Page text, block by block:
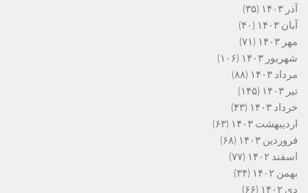
آذر ۱۴۰۳
(۳۵)
آبان ۱۴۰۳
(۴۰)
مهر ۱۴۰۳
(۷۱)
شهریور ۱۴۰۳
(۱۰۶)
مرداد ۱۴۰۳
(۸۸)
تیر ۱۴۰۳
(۱۴۵)
خرداد ۱۴۰۳
(۴۳)
اردیبهشت ۱۴۰۳
(۶۳)
فروردین ۱۴۰۳
(۶۸)
اسفند ۱۴۰۲
(۷۷)
بهمن ۱۴۰۲
(۳۴)
دی ۱۴۰۲
(۶۶)